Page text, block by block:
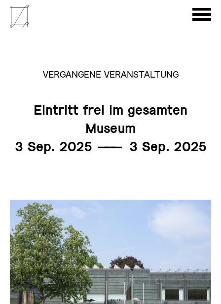
VERGANGENE VERANSTALTUNG
Eintritt frei im gesamten
Museum
3 Sep. 2025 ——— 3 Sep. 2025